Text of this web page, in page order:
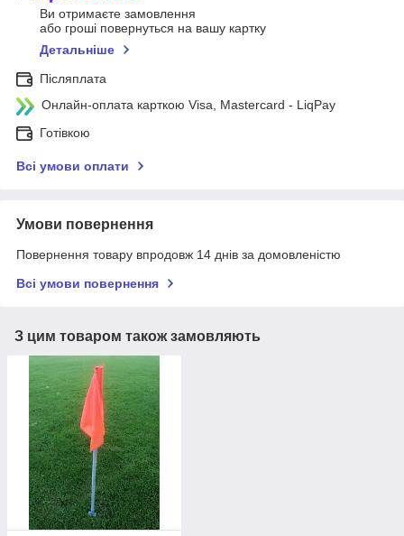
Ви отримаєте замовлення
або гроші повернуться на вашу картку
Детальніше
Післяплата
Онлайн-оплата карткою Visa, Mastercard - LiqPay
Готівкою
Всі умови оплати
Умови повернення
Повернення товару впродовж 14 днів за домовленістю
Всі умови повернення
З цим товаром також замовляють